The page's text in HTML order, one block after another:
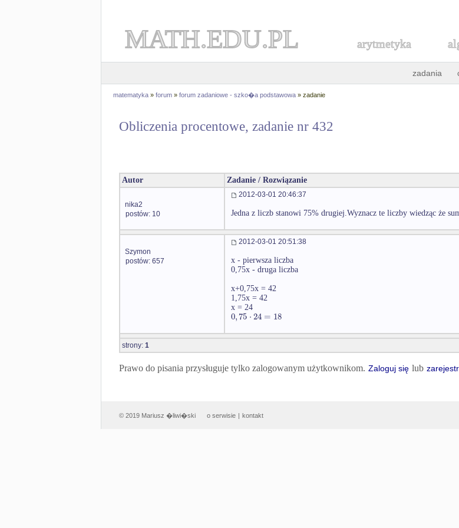
MATH.EDU.PL arytmetyka
zadania
matematyka » forum » forum zadaniowe - szko�a podstawowa » zadanie
Obliczenia procentowe, zadanie nr 432
Autor Zadanie / Rozwiązanie
nika2
postów: 10
2012-03-01 20:46:37
Jedna z liczb stanowi 75% drugiej.Wyznacz te liczby wiedząc że
Szymon
postów: 657
2012-03-01 20:51:38
x - pierwsza liczba
0,75x - druga liczba
x+0,75x = 42
1,75x = 42
x = 24
0,75 ⋅24 = 18
strony: 1
Prawo do pisania przysługuje tylko zalogowanym użytkownikom. Zaloguj się lub
© 2019 Mariusz �liwi�ski o serwisie | kontakt